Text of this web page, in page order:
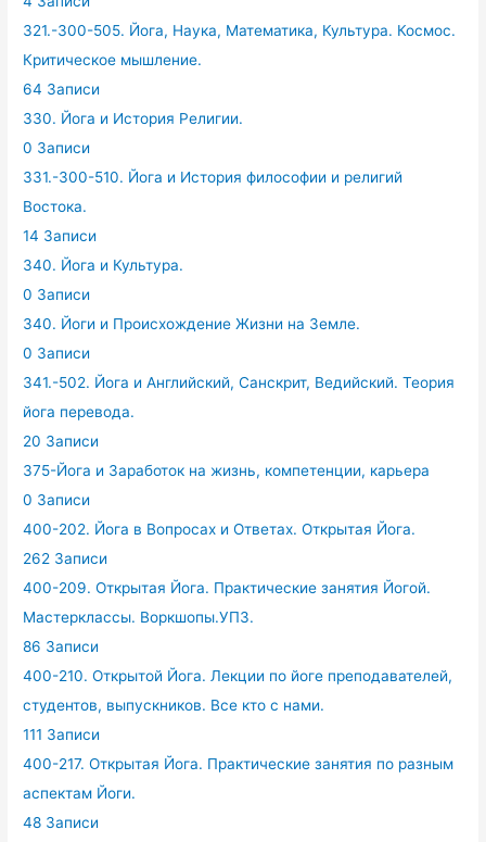
321.-300-505. Йога, Наука, Математика, Культура. Космос.
Критическое мышление.
64 Записи
330. Йога и История Религии.
0 Записи
331.-300-510. Йога и История философии и религий
Востока.
14 Записи
340. Йога и Культура.
0 Записи
340. Йоги и Происхождение Жизни на Земле.
0 Записи
341.-502. Йога и Английский, Санскрит, Ведийский. Теория
йога перевода.
20 Записи
375-Йога и Заработок на жизнь, компетенции, карьера
0 Записи
400-202. Йога в Вопросах и Ответах. Открытая Йога.
262 Записи
400-209. Открытая Йога. Практические занятия Йогой.
Мастерклассы. Воркшопы.УПЗ.
86 Записи
400-210. Открытой Йога. Лекции по йоге преподавателей,
студентов, выпускников. Все кто с нами.
111 Записи
400-217. Открытая Йога. Практические занятия по разным
аспектам Йоги.
48 Записи